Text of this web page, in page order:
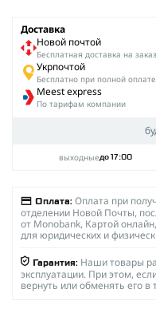
Доставка
Новой почтой
Беcплатная доставка на
Укрпочтой
Бесплатно при полной оплате
Meest express
По тарифам компании
выходныедо 17:00
Оплата: Оплата при
отделении Новой Почты,
от Monobank, Картой
для юридических и
Гарантия: Наши товары
эксплуатации. При этом,
вернуть или обменять его